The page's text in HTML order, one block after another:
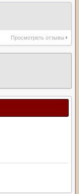
Просмотреть отзывы